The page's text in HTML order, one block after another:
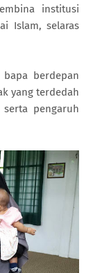
institusi
Islam, selaras
berdepan
yang terdedah
pengaruh